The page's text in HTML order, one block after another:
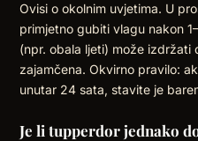
Ovisi o okolnim uvjetima. U
primjetno gubiti vlagu nakon
(npr. obala ljeti) može izdržati
zajamčena. Okvirno pravilo:
unutar 24 sata, stavite je
Je li tupperdor jednako